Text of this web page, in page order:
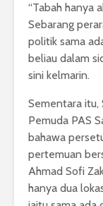
“Tabah hanya
Sebarang
politik sama
beliau dalam
sini kelmarin.
Sementara itu,
Pemuda PAS
bahawa
pertemuan
Ahmad Sofi
hanya dua